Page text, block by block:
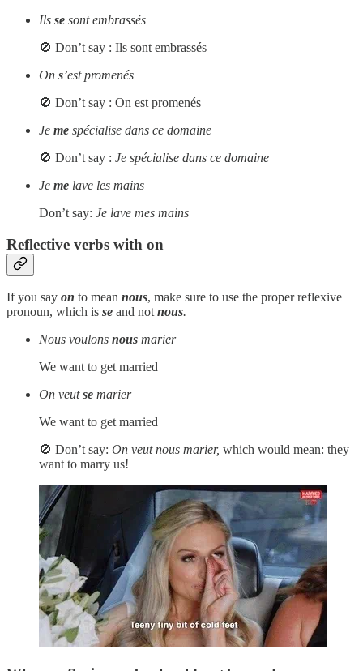
Ils se sont embrassés
🚫 Don’t say : Ils sont embrassés
On s’est promenés
🚫 Don’t say : On est promenés
Je me spécialise dans ce domaine
🚫 Don’t say : Je spécialise dans ce domaine
Je me lave les mains
Don’t say: Je lave mes mains
Reflective verbs with on
If you say on to mean nous, make sure to use the proper reflexive
pronoun, which is se and not nous.
Nous voulons nous marier
We want to get married
On veutse marier
We want to get married
🚫 Don’t say: On veut nous marier, which would mean: they
want to marry us!